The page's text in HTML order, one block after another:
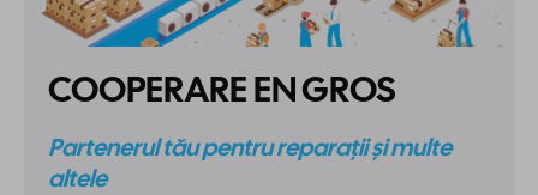
COOPERARE EN GROS
Partenerul tău pentru reparații și multe
altele